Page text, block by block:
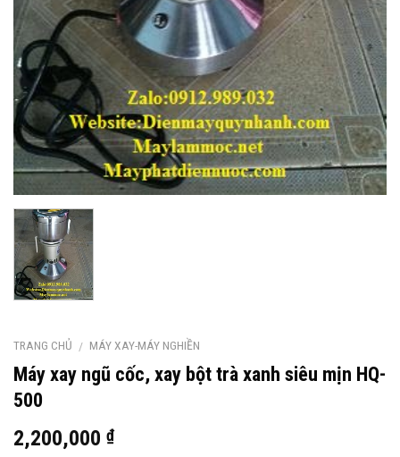
TRANG CHỦ / MÁY XAY-MÁY NGHIỀN
Máy xay ngũ cốc, xay bột trà xanh siêu mịn HQ-
500
2,200,000 ₫